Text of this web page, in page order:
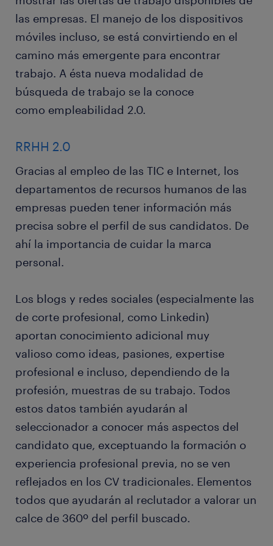
las empresas. El manejo de los dispositivos
móviles incluso, se está convirtiendo en el
camino más emergente para encontrar
trabajo. A ésta nueva modalidad de
búsqueda de trabajo se la conoce
como empleabilidad 2.0.
RRHH 2.0
Gracias al empleo de las TIC e Internet, los
departamentos de recursos humanos de las
empresas pueden tener información más
precisa sobre el perfil de sus candidatos. De
ahí la importancia de cuidar la marca
personal.
Los blogs y redes sociales (especialmente las
de corte profesional, como Linkedin)
aportan conocimiento adicional muy
valioso como ideas, pasiones, expertise
profesional e incluso, dependiendo de la
profesión, muestras de su trabajo. Todos
estos datos también ayudarán al
seleccionador a conocer más aspectos del
candidato que, exceptuando la formación o
experiencia profesional previa, no se ven
reflejados en los CV tradicionales. Elementos
todos que ayudarán al reclutador a valorar un
calce de 360º del perfil buscado.